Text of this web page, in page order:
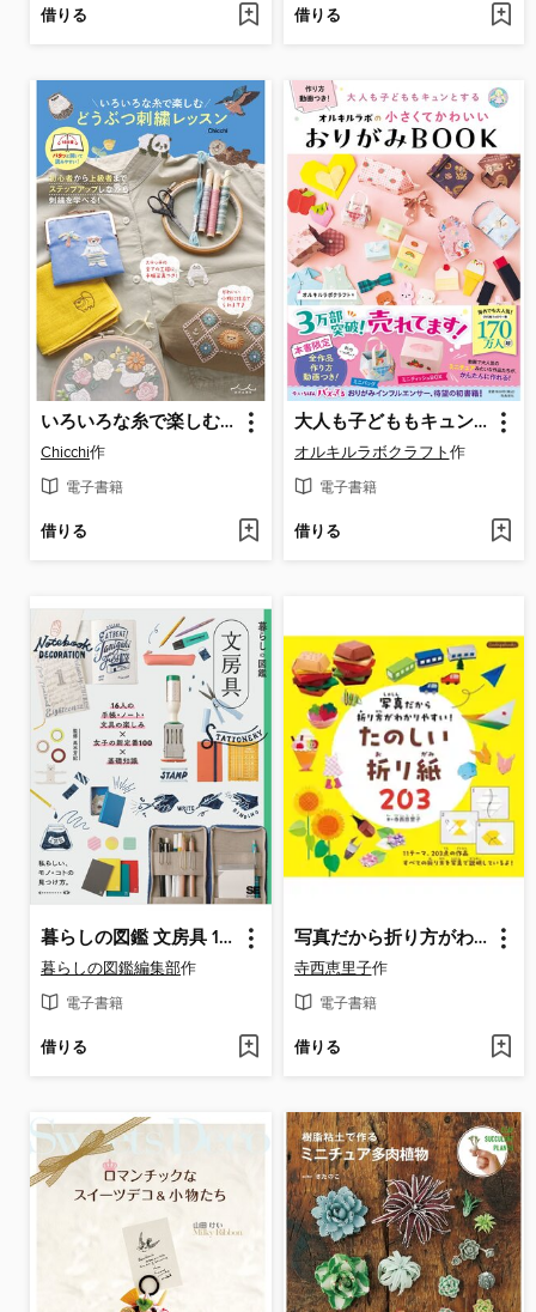
借りる 借りる
いろいろな糸で楽しむ どうぶつ刺繍レッスン
Chicchi作
電子書籍
借りる
大人も子どももキュンとする オルキルラボの 小さくてかわいい おりがみBOOK
オルキルラボクラフト作
電子書籍
借りる
暮らしの図鑑 文房具 16人の手帳・ノート・文具の楽しみ×女子の新定番100×基礎知識
暮らしの図鑑編集部作
電子書籍
借りる
写真だから折り方がわかりやすい!たのしい折り紙203
寺西恵里子作
電子書籍
借りる